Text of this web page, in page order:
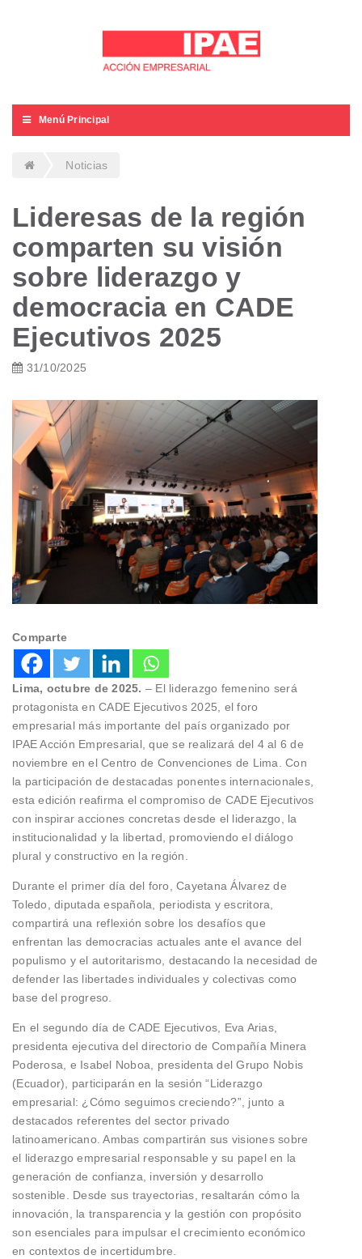
Menú Principal
Noticias
Lideresas de la región
comparten su visión
sobre liderazgo y
democracia en CADE
Ejecutivos 2025
31/10/2025
Comparte
Lima, octubre de 2025. – El liderazgo femenino será
protagonista en CADE Ejecutivos 2025, el foro
empresarial más importante del país organizado por
IPAE Acción Empresarial, que se realizará del 4 al 6 de
noviembre en el Centro de Convenciones de Lima. Con
la participación de destacadas ponentes internacionales,
esta edición reafirma el compromiso de CADE Ejecutivos
con inspirar acciones concretas desde el liderazgo, la
institucionalidad y la libertad, promoviendo el diálogo
plural y constructivo en la región.
Durante el primer día del foro, Cayetana Álvarez de
Toledo, diputada española, periodista y escritora,
compartirá una reflexión sobre los desafíos que
enfrentan las democracias actuales ante el avance del
populismo y el autoritarismo, destacando la necesidad de
defender las libertades individuales y colectivas como
base del progreso.
En el segundo día de CADE Ejecutivos, Eva Arias,
presidenta ejecutiva del directorio de Compañía Minera
Poderosa, e Isabel Noboa, presidenta del Grupo Nobis
(Ecuador), participarán en la sesión “Liderazgo
empresarial: ¿Cómo seguimos creciendo?”, junto a
destacados referentes del sector privado
latinoamericano. Ambas compartirán sus visiones sobre
el liderazgo empresarial responsable y su papel en la
generación de confianza, inversión y desarrollo
sostenible. Desde sus trayectorias, resaltarán cómo la
innovación, la transparencia y la gestión con propósito
son esenciales para impulsar el crecimiento económico
en contextos de incertidumbre.